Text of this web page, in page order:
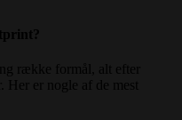
række formål, alt efter
Her er nogle af de mest